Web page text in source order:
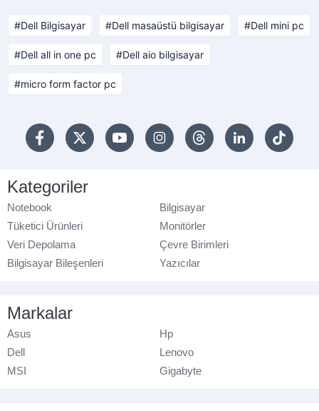
Dell Bilgisayar Dell masaüstü bilgisayar Dell mini pc
Dell all in one pc Dell aio bilgisayar
micro form factor pc
Kategoriler
Notebook
Bilgisayar
Tüketici Ürünleri
Monitörler
Veri Depolama
Çevre Birimleri
Bilgisayar Bileşenleri
Yazıcılar
Markalar
Asus
Hp
Dell
Lenovo
MSI
Gigabyte